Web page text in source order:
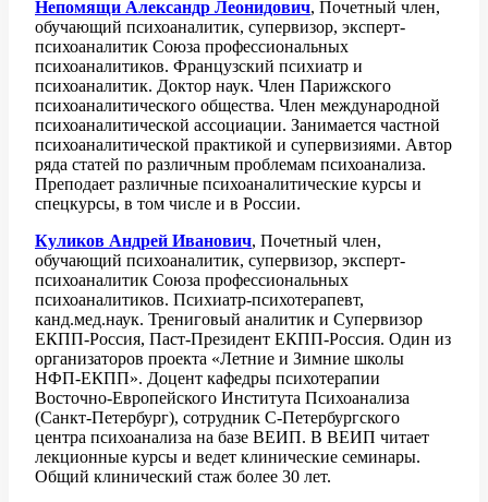
Непомящи Александр Леонидович, Почетный член,
обучающий психоаналитик, супервизор, эксперт-
психоаналитик Союза профессиональных
психоаналитиков. Французский психиатр и
психоаналитик. Доктор наук. Член Парижского
психоаналитического общества. Член международной
психоаналитической ассоциации. Занимается частной
психоаналитической практикой и супервизиями. Автор
ряда статей по различным проблемам психоанализа.
Преподает различные психоаналитические курсы и
спецкурсы, в том числе и в России.
Куликов Андрей Иванович, Почетный член,
обучающий психоаналитик, супервизор, эксперт-
психоаналитик Союза профессиональных
психоаналитиков. Психиатр-психотерапевт,
канд.мед.наук. Трениговый аналитик и Супервизор
ЕКПП-Россия, Паст-Президент ЕКПП-Россия. Один из
организаторов проекта «Летние и Зимние школы
НФП-ЕКПП». Доцент кафедры психотерапии
Восточно-Европейского Института Психоанализа
(Санкт-Петербург), сотрудник С-Петербургского
центра психоанализа на базе ВЕИП. В ВЕИП читает
лекционные курсы и ведет клинические семинары.
Общий клинический стаж более 30 лет.